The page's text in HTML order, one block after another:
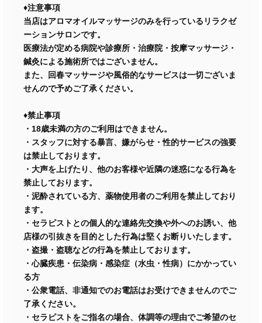
♦注意事項
当店はアロマオイルマッサージのみを行っているリラクゼ
ーションサロンです。
医療法が定める病院や診療所・治療院・按摩マッサージ・
鍼灸による施術所ではございません。
また、回春マッサージや風俗的なサービスは一切ございま
せんので予めご了承ください。
♦禁止事項
・18歳未満の方のご利用はできません。
・スタッフに対する暴言、嫌がらせ・性的サービスの強要
は禁止しております。
・大声を上げたり、他のお客様や近隣の迷惑になる行為を
禁止しております。
・泥酔されている方、薬物使用者のご利用を禁止しており
ます。
・セラピストとの個人的な連絡先交換や外へのお誘い、他
店様の引抜きを目的とした行為は堅くお断りいたします。
・盗撮・盗聴などの行為を禁止しております。
・心臓疾患・伝染病・感染症（水虫・性病）にかかってい
る方
・公衆電話、非通知でのお電話はお受けできませんのでご
了承ください。
・セラピストをご指名の場合、体調等の理由でご希望のセ